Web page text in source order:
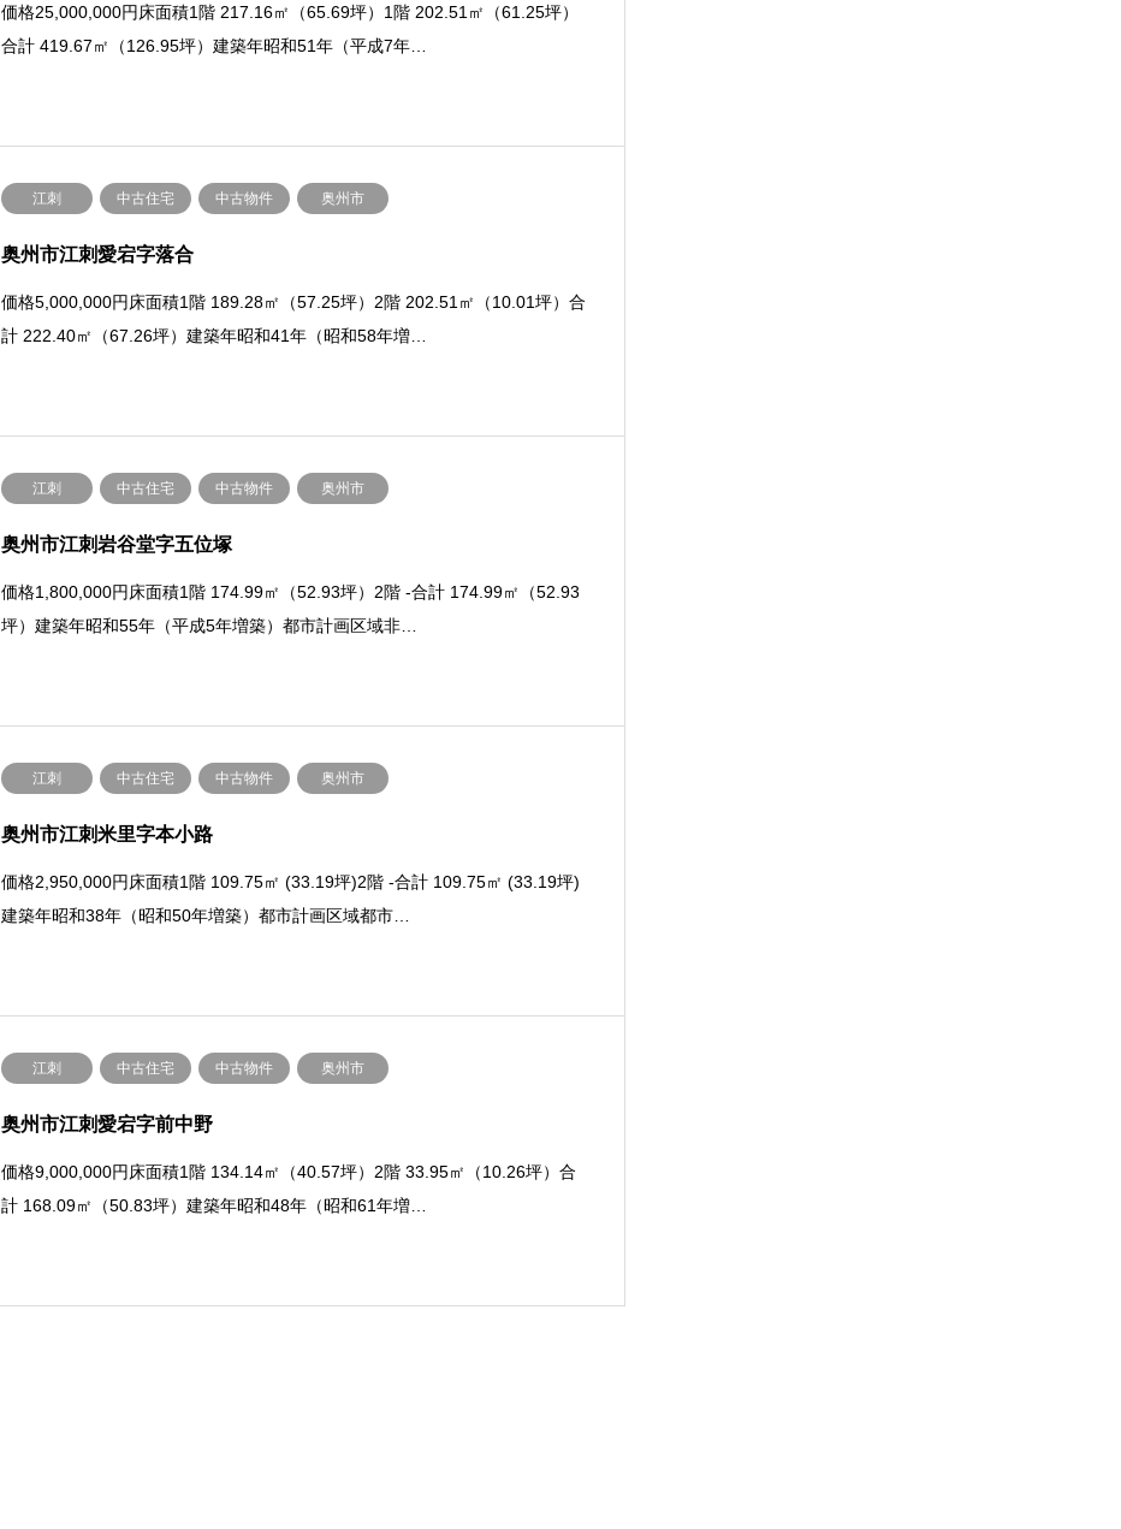
価格25,000,000円床面積1階 217.16㎡（65.69坪）1階 202.51㎡（61.25坪）
合計 419.67㎡（126.95坪）建築年昭和51年（平成7年…
江刺 中古住宅 中古物件 奥州市
奥州市江刺愛宕字落合
価格5,000,000円床面積1階 189.28㎡（57.25坪）2階 202.51㎡（10.01坪）合
計 222.40㎡（67.26坪）建築年昭和41年（昭和58年増…
江刺 中古住宅 中古物件 奥州市
奥州市江刺岩谷堂字五位塚
価格1,800,000円床面積1階 174.99㎡（52.93坪）2階 -合計 174.99㎡（52.93
坪）建築年昭和55年（平成5年増築）都市計画区域非…
江刺 中古住宅 中古物件 奥州市
奥州市江刺米里字本小路
価格2,950,000円床面積1階 109.75㎡ (33.19坪)2階 -合計 109.75㎡ (33.19坪)
建築年昭和38年（昭和50年増築）都市計画区域都市…
江刺 中古住宅 中古物件 奥州市
奥州市江刺愛宕字前中野
価格9,000,000円床面積1階 134.14㎡（40.57坪）2階 33.95㎡（10.26坪）合
計 168.09㎡（50.83坪）建築年昭和48年（昭和61年増…